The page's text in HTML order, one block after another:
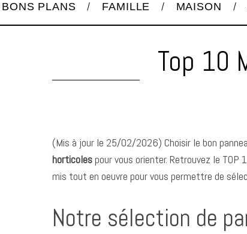
BONS PLANS FAMILLE MAISON
Top 10
(Mis à jour le 25/02/2026) Choisir le bon
horticolespour vous orienter. Retrouvez le
mis tout en oeuvre pour vous permettre de
Notre sélection de